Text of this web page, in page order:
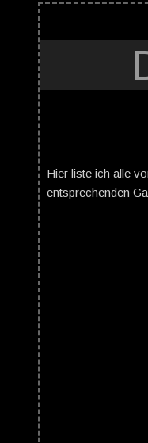
Hier liste ich alle
entsprechenden